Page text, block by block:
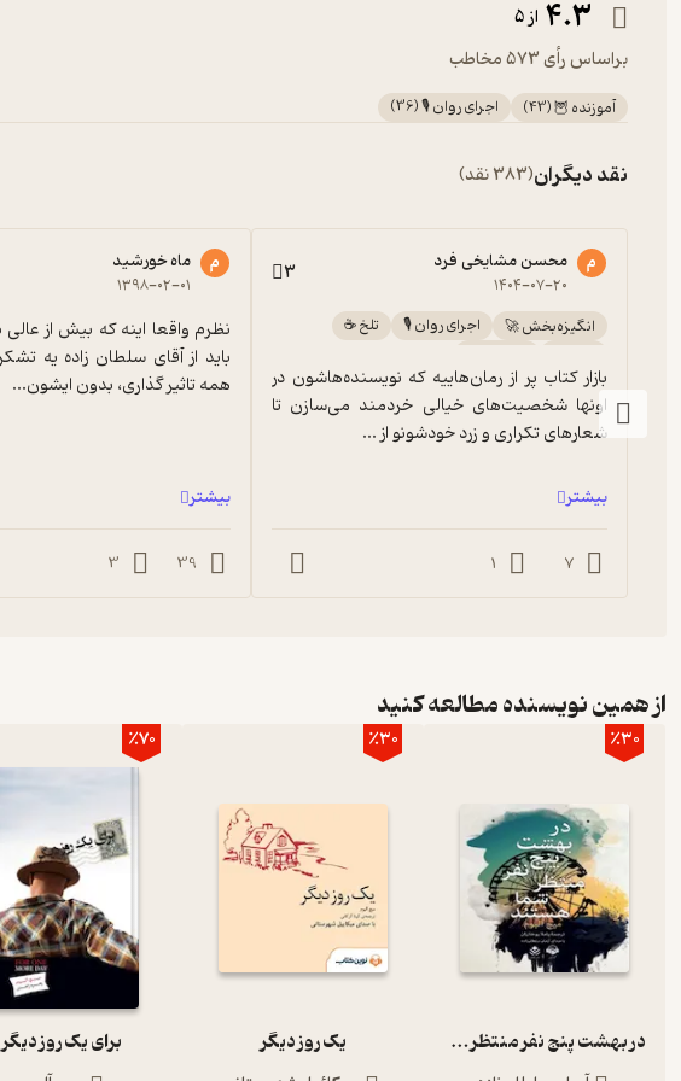
دانشجو
کلاس درس
حضور
سه‌شنبه اول : درباره دنیا حرف می‌زنیم
سه‌شنبه سوم: درباره تأسف حرف می‌زنیم
سه‌شنبه‌ی ششم درباره‌ی احساسات حرف می‌زنیم
سه‌شنبه‌ی هفتم درباره‌ی ترس از پیر شدن حرف می‌زنیم
سه‌شنبه‌ی هشتم درباره‌ی پول حرف می‌زنیم
4.3 از 5
براساس رأی 573 مخاطب
آموزنده 🦉(
43
) اجرای روان 🎙️(
36
)
نقد دیگران(383 نقد)
م محسن مشایخی فرد
۱۴۰۴-۰۷-۲۰ 3
انگیزه‌بخش 🚀 اجرای روان 🎙️
تلخ ☕️
شعارهای تکراری و زرد خودشونو از ...
بیشتر
7
1
م ماه خورشید
۱۳۹۸-۰۲-۰۱
همه تاثیر گذاری، بدون ایشون...
بیشتر
39
3
از همین نویسنده مطالعه کنید
٪30
در بهشت پنج نفر منتظر شما هستند
٪30
یک روز دیگر
٪70
برای یک روز دیگر